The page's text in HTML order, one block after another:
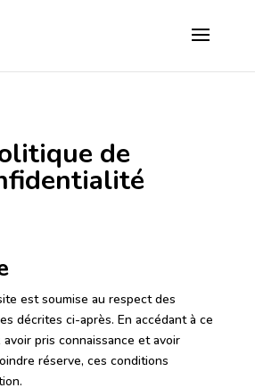
de
est soumise au respect des
décrites ci-après. En accédant à ce
pris connaissance et avoir
réserve, ces conditions